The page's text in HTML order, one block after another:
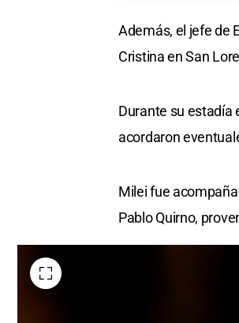
Además, el jefe de
Cristina en San
Durante su estadía
acordaron
Milei fue
Pablo Quirno,